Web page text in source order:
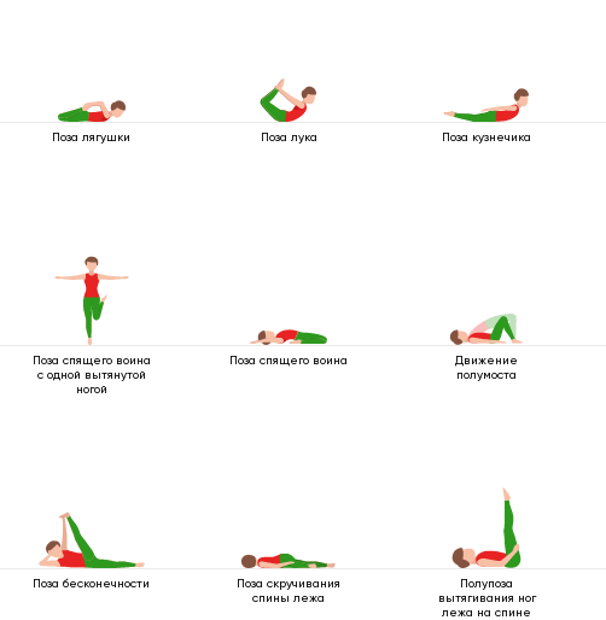
Поза лягушки Поза лука Поза кузнечика
Поза спящего воина
с одной вытянутой
ногой
Поза спящего воина
Движение
полумоста
Поза бесконечности
Поза скручивания
спины лежа
Полупоза
вытягивания ног
лежа на спине